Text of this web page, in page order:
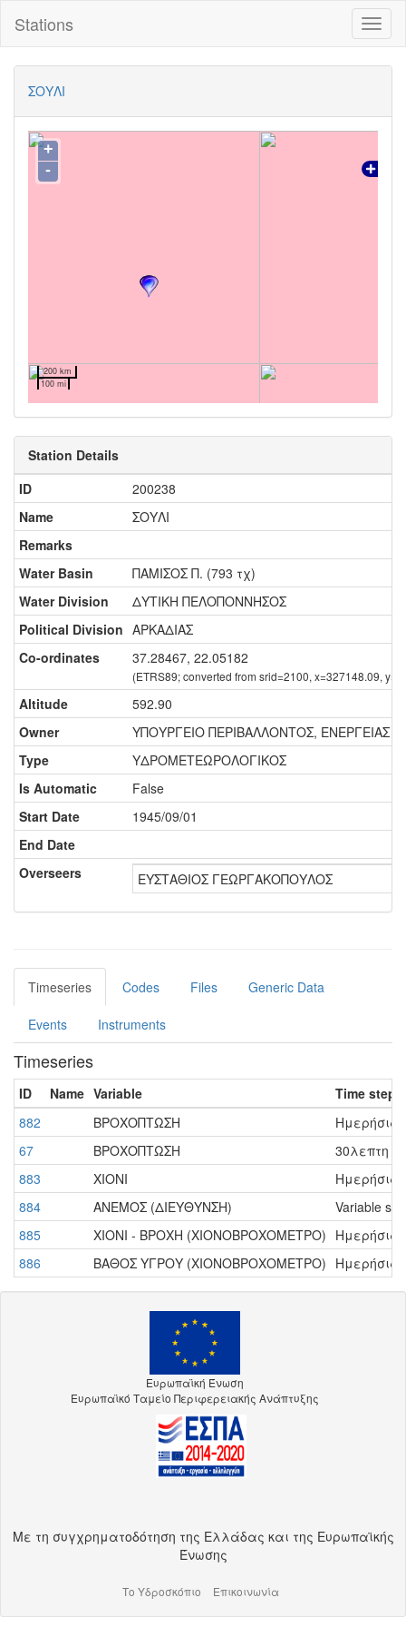
Stations
ΣΟΥΛΙ
+
-
200 km
100 mi
Station Details
ID
200238
Name
ΣΟΥΛΙ
Remarks
Water Basin
ΠΑΜΙΣΟΣ Π. (793 τχ)
Water Division
ΔΥΤΙΚΗ ΠΕΛΟΠΟΝΝΗΣΟΣ
Political Division ΑΡΚΑΔΙΑΣ
Co-ordinates
37.28467, 22.05182
(ETRS89; converted from srid=2100, x=327148.09,
Altitude
592.90
Owner
ΥΠΟΥΡΓΕΙΟ ΠΕΡΙΒΑΛΛΟΝΤΟΣ, ΕΝΕΡΓΕΙΑΣ
Type
ΥΔΡΟΜΕΤΕΩΡΟΛΟΓΙΚΟΣ
Is Automatic
False
Start Date
1945/09/01
End Date
Overseers
ΕΥΣΤΑΘΙΟΣ ΓΕΩΡΓΑΚΟΠΟΥΛΟΣ
Timeseries Codes Files Generic Data
Events Instruments
Timeseries
ID Name Variable
Time step
882
ΒΡΟΧΟΠΤΩΣΗ
Ημερήσια
67
ΒΡΟΧΟΠΤΩΣΗ
30λεπτη -
883
ΧΙΟΝΙ
Ημερήσια
884
ΑΝΕΜΟΣ (ΔΙΕΥΘΥΝΣΗ)
Variable
885
ΧΙΟΝΙ - ΒΡΟΧΗ (ΧΙΟΝΟΒΡΟΧΟΜΕΤΡΟ) Ημερήσια
886
ΒΑΘΟΣ ΥΓΡΟΥ (ΧΙΟΝΟΒΡΟΧΟΜΕΤΡΟ) Ημερήσια
Ευρωπαϊκή Ένωση
Ευρωπαϊκό Ταμείο Περιφερειακής Ανάπτυξης
Με τη συγχρηματοδότηση της Ελλάδας και της Ευρωπαϊκής
Ένωσης
Το Υδροσκόπιο Επικοινωνία